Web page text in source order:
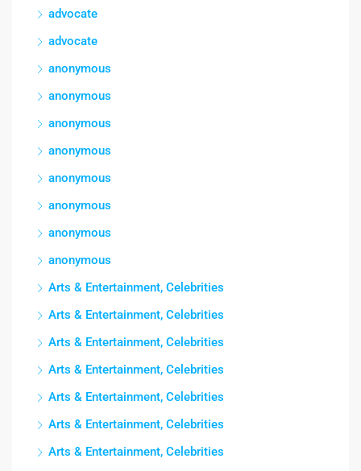
advocate
advocate
anonymous
anonymous
anonymous
anonymous
anonymous
anonymous
anonymous
anonymous
Arts & Entertainment, Celebrities
Arts & Entertainment, Celebrities
Arts & Entertainment, Celebrities
Arts & Entertainment, Celebrities
Arts & Entertainment, Celebrities
Arts & Entertainment, Celebrities
Arts & Entertainment, Celebrities